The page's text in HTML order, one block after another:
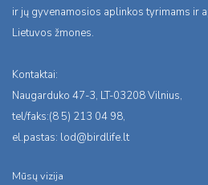
ir jų gyvenamosios aplinkos tyrimams ir
Lietuvos žmones.
Kontaktai:
Naugarduko 47-3, LT-03208 Vilnius,
tel/faks:(8 5) 213 04 98,
el.pastas: lod@birdlife.lt
Mūsų vizija